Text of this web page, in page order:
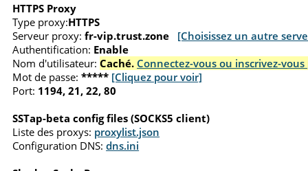
HTTPS Proxy
Type proxy:HTTPS
Serveur proxy: fr-vip.trust.zone
[Choisissez un autre
Authentification: Enable
Nom d'utilisateur: Caché. Connectez-vous ou inscrivez-
Mot de passe: ***** [Cliquez pour voir]
Port: 1194, 21, 22, 80
SSTap-beta config files (SOCKS5 client)
Liste des proxys: proxylist.json
Configuration DNS: dns.ini